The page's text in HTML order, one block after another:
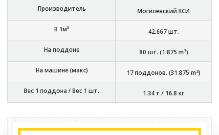
Производитель Могилевский КСИ
В 1м³ 42.667шт.
На поддоне 80 шт. (1.875 m3)
На машине (макс) 17поддонов. (31.875 m3)
Вес 1 поддона / Вес 1 шт. 1.34 т / 16.8 кг